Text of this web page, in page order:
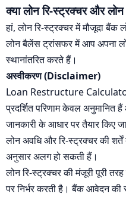
क्या लोन रि-स्ट्रक्चर और
हां, लोन रि-स्ट्रक्चर में मौजूदा बैंक
लोन बैलेंस ट्रांसफर में आप अपना
स्थानांतरित करते हैं।
अस्वीकरण (Disclaimer)
Loan Restructure Calculator
प्रदर्शित परिणाम केवल अनुमानित हैं
जानकारी के आधार पर तैयार किए
लोन अवधि और रि-स्ट्रक्चर की शर्तें
अनुसार अलग हो सकती हैं।
लोन रि-स्ट्रक्चर की मंजूरी पूरी
पर निर्भर करती है। बैंक आवेदन